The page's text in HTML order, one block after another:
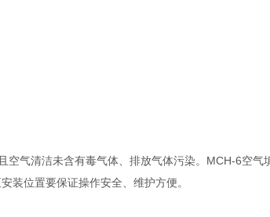
空气清洁未含有毒气体、排放气体污染。MCH-6空
装位置要保证操作安全、维护方便。